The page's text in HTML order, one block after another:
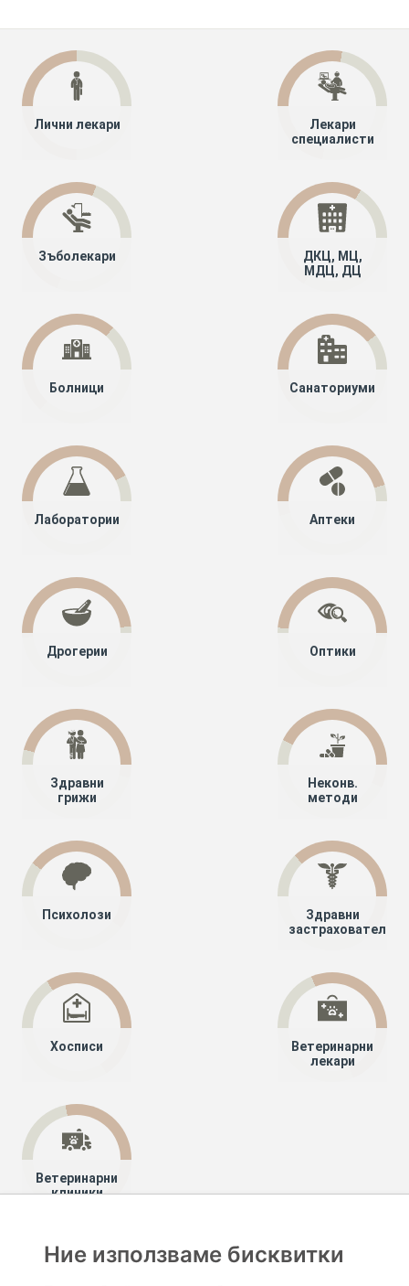
Лични лекари
Лекари
специалисти
Зъболекари
ДКЦ, МЦ,
МДЦ, ДЦ
Болници Санаториуми
Лаборатории Аптеки
Дрогерии Оптики
Здравни
грижи
Неконв.
методи
Психолози
Здравни
застрахователи
Хосписи
Ветеринарни
лекари
Ветеринарни
клиники
Специалисти
Ние използваме бисквитки